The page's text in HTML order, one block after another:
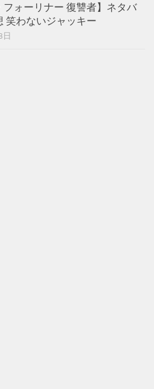
フォーリナー 復讐者】ネタバ
笑わないジャッキー